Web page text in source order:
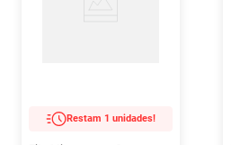
Restam 1 unidades!